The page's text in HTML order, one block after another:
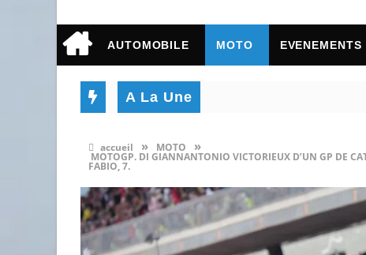
AUTOMOBILE MOTO EVENEMENTS
A La Une
accueil » MOTO »
MOTOGP. DI GIANNANTONIO VICTORIEUX D’UN GP DE
FABIO, 7.